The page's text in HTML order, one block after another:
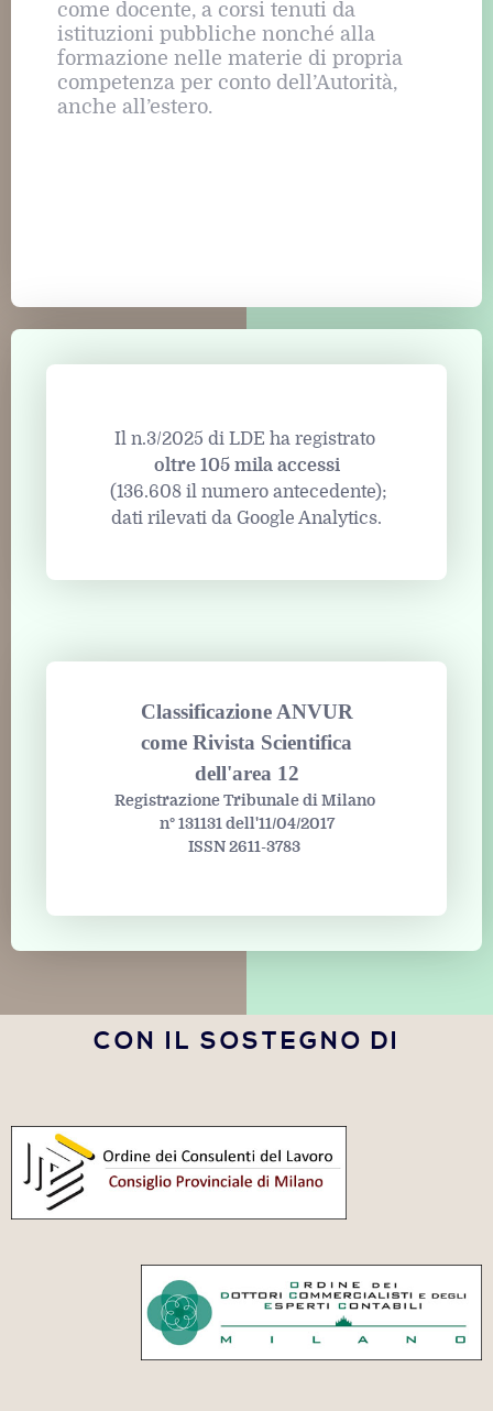
come docente, a corsi tenuti da
istituzioni pubbliche nonché alla
formazione nelle materie di propria
competenza per conto dell’Autorità,
anche all’estero.
Il n.3/2025 di LDE ha registrato
oltre 105 mila accessi
(136.608 il numero antecedente);
dati rilevati da Google Analytics.
Classificazione ANVUR
come Rivista Scientifica
dell'area 12
Registrazione Tribunale di Milano
n° 131131 dell'11/04/2017
ISSN 2611-3783
CON IL SOSTEGNO DI